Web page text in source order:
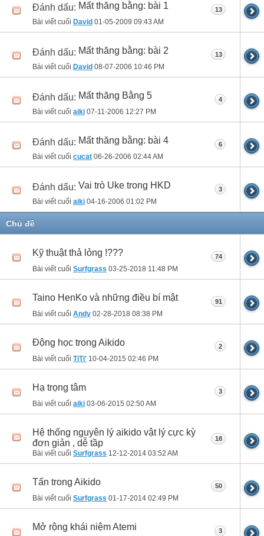
Đánh dấu: Mất thăng bằng: bài 1
Bài viết cuối David 01-05-2009 09:43 AM
13
Đánh dấu: Mất thăng bằng: bài 2
Bài viết cuối David 08-07-2006 10:46 PM
13
Đánh dấu: Mất thăng Bằng 5
Bài viết cuối aiki 07-11-2006 12:27 PM
4
Đánh dấu: Mất thăng bằng: bài 4
Bài viết cuối cucat 06-26-2006 02:44 AM
6
Đánh dấu: Vai trò Uke trong HKD
Bài viết cuối aiki 04-16-2006 01:02 PM
3
Chủ đề
Kỹ thuật thả lỏng !???
Bài viết cuối Surfgrass 03-25-2018 11:48 PM
74
Taino HenKo và những điều bí mật
Bài viết cuối Andy 02-28-2018 08:38 PM
91
Động học trong Aikido
Bài viết cuối TiTi' 10-04-2015 02:46 PM
2
Hạ trọng tâm
Bài viết cuối aiki 03-06-2015 02:50 AM
3
Hệ thống nguyên lý aikido vật lý cực kỳ
đơn giản , dễ tầp
Bài viết cuối Surfgrass 12-12-2014 03:52 AM
18
Tấn trong Aikido
Bài viết cuối Surfgrass 01-17-2014 02:49 PM
50
Mở rộng khái niệm Atemi 3